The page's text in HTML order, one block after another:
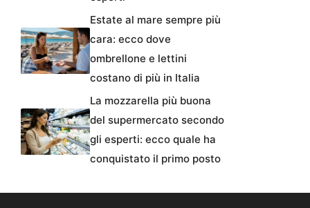
Estate al mare sempre più
cara: ecco dove
ombrellone e lettini
costano di più in Italia
La mozzarella più buona
del supermercato secondo
gli esperti: ecco quale ha
conquistato il primo posto